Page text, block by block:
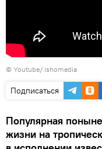
© Youtube/ ishomedia
Подписаться
Популярная
жизни на